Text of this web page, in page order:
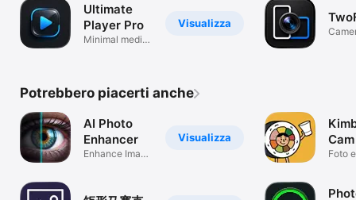
Visualizza
Ultimate
Player Pro
Minimal media
Potrebbero piacerti anche
Visualizza
AI Photo
Enhancer
Enhance Image
Foto